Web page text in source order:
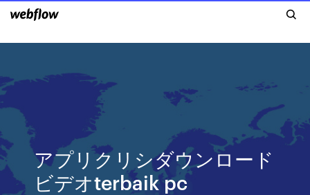
アプリクリシダウンロード
ビデオterbaik pc